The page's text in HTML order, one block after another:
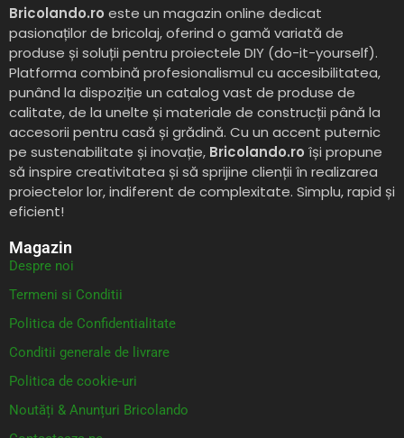
Bricolando.ro este un magazin online dedicat
pasionaților de bricolaj, oferind o gamă variată de
produse și soluții pentru proiectele DIY (do-it-yourself).
Platforma combină profesionalismul cu accesibilitatea,
punând la dispoziție un catalog vast de produse de
calitate, de la unelte și materiale de construcții până la
accesorii pentru casă și grădină. Cu un accent puternic
pe sustenabilitate și inovație, Bricolando.ro își propune
să inspire creativitatea și să sprijine clienții în realizarea
proiectelor lor, indiferent de complexitate. Simplu, rapid și
eficient!
Magazin
Despre noi
Termeni si Conditii
Politica de Confidentialitate
Conditii generale de livrare
Politica de cookie-uri
Noutăți & Anunțuri Bricolando